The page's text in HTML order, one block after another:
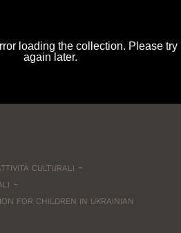
CULTURALI -
-
FOR CHILDREN IN UKRAINIAN